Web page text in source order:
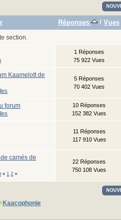
Réponses / Vues
section.
1 Réponses
75 922 Vues
Kaamelott de
5 Réponses
70 402 Vues
forum
10 Réponses
152 382 Vues
11 Réponses
117 910 Vues
camés de
« 1 2 »
22 Réponses
750 108 Vues
Kaacophonie